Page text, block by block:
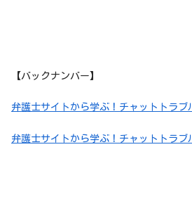
【バックナンバー】
弁護士サイトから学ぶ！チャットトラ
弁護士サイトから学ぶ！チャットトラ